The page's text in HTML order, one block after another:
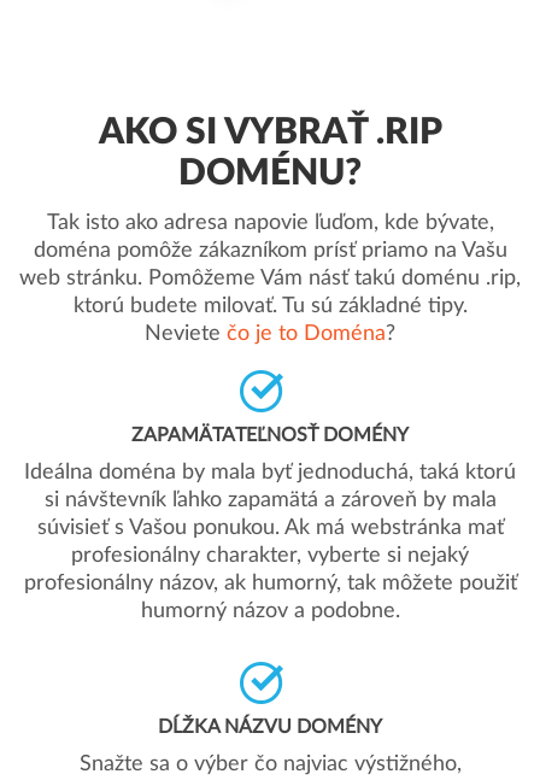
AKO SI VYBRAŤ .RIP
DOMÉNU?
Tak isto ako adresa napovie ľuďom, kde bývate,
doména pomôže zákazníkom prísť priamo na Vašu
web stránku. Pomôžeme Vám násť takú doménu .rip,
ktorú budete milovať. Tu sú základné tipy.
Neviete čo je to Doména?
ZAPAMÄTATEĽNOSŤ DOMÉNY
Ideálna doména by mala byť jednoduchá, taká ktorú
si návštevník ľahko zapamätá a zároveň by mala
súvisieť s Vašou ponukou. Ak má webstránka mať
profesionálny charakter, vyberte si nejaký
profesionálny názov, ak humorný, tak môžete použiť
humorný názov a podobne.
DĹŽKA NÁZVU DOMÉNY
Snažte sa o výber čo najviac výstižného,